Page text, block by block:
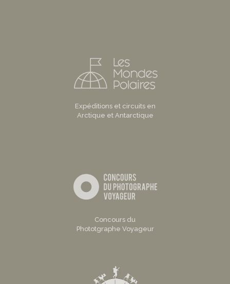
Expéditions et circuits en
Arctique et Antarctique
Concours du
Phototgraphe Voyageur